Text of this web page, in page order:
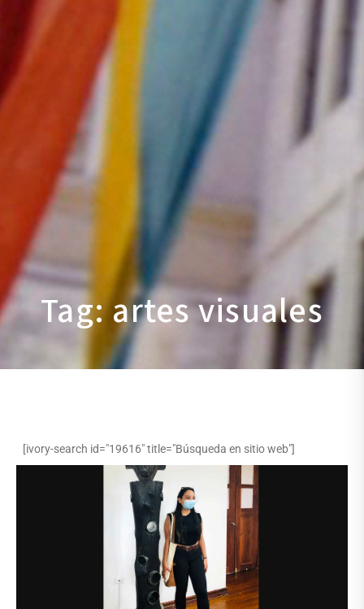
Tag: artes visuales
[ivory-search id="19616" title="Búsqueda en sitio web"]